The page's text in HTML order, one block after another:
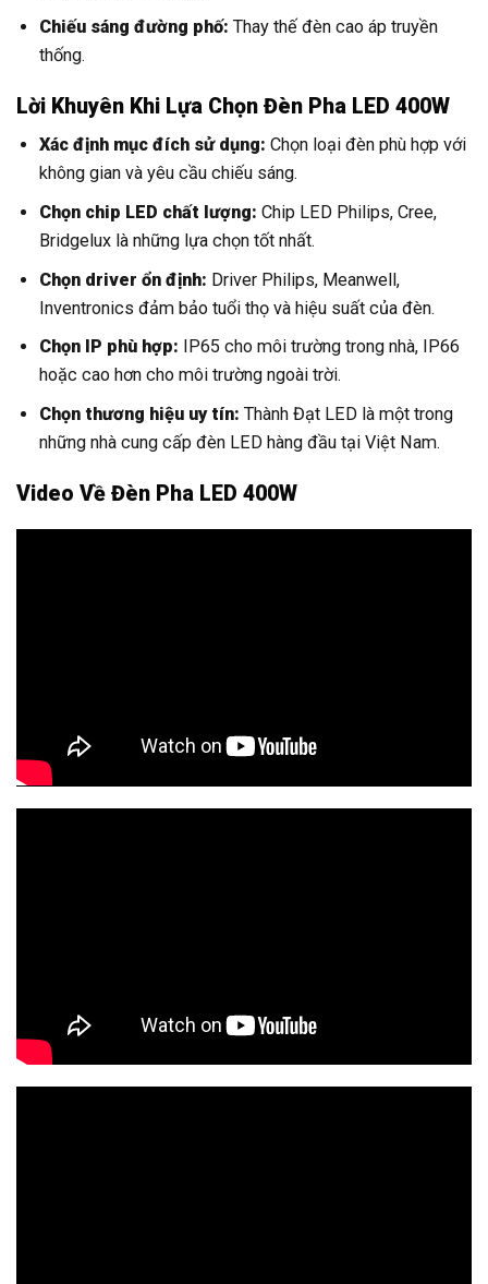
Chiếu sáng đường phố: Thay thế đèn cao áp truyền
thống.
Lời Khuyên Khi Lựa Chọn Đèn Pha LED 400W
Xác định mục đích sử dụng: Chọn loại đèn phù hợp với
không gian và yêu cầu chiếu sáng.
Chọn chip LED chất lượng: Chip LED Philips, Cree,
Bridgelux là những lựa chọn tốt nhất.
Chọn driver ổn định: Driver Philips, Meanwell,
Inventronics đảm bảo tuổi thọ và hiệu suất của đèn.
Chọn IP phù hợp: IP65 cho môi trường trong nhà, IP66
hoặc cao hơn cho môi trường ngoài trời.
Chọn thương hiệu uy tín: Thành Đạt LED là một trong
những nhà cung cấp đèn LED hàng đầu tại Việt Nam.
Video Về Đèn Pha LED 400W